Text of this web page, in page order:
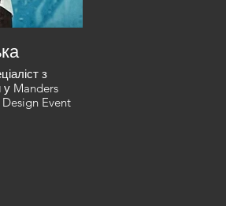
з
у Manders
Design Event